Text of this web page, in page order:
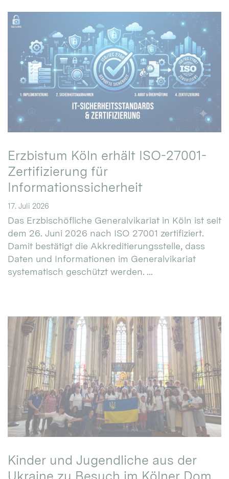
Erzbistum Köln erhält ISO-27001-
Zertifizierung für
Informationssicherheit
17. Juli 2026
Das Erzbischöfliche Generalvikariat in Köln ist seit
dem 26. Juni 2026 nach ISO 27001 zertifiziert.
Damit bestätigt die Akkreditierungsstelle, dass
Daten und Informationen im Generalvikariat
systematisch geschützt werden. ...
Kinder und Jugendliche aus der